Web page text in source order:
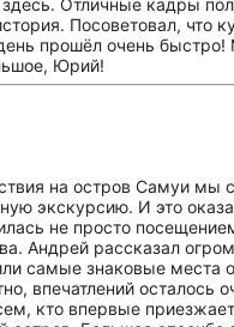
Отличные кадры
Посоветовал,
прошёл очень
Юрий!
на остров Самуи мы
экскурсию. И это
не просто
Андрей рассказал
самые знаковые места
впечатлений
кто впервые